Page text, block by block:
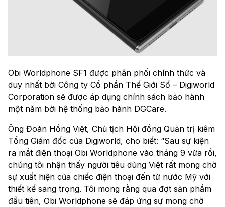
Obi Worldphone SF1 được phân phối chính thức và
duy nhất bởi Công ty Cổ phần Thế Giới Số – Digiworld
Corporation sẽ được áp dụng chính sách bảo hành
một năm bởi hệ thống bảo hành DGCare.
Ông Đoàn Hồng Việt, Chủ tịch Hội đồng Quản trị kiêm
Tổng Giám đốc của Digiworld, cho biết: “Sau sự kiện
ra mắt điện thoại Obi Worldphone vào tháng 9 vừa rồi,
chúng tôi nhận thấy người tiêu dùng Việt rất mong chờ
sự xuất hiện của chiếc điện thoại đến từ nước Mỹ với
thiết kế sang trọng. Tôi mong rằng qua đợt sản phẩm
đầu tiên, Obi Worldphone sẽ đáp ứng sự mong chờ